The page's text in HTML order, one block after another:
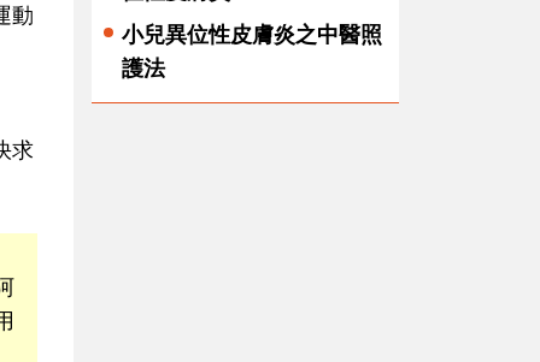
動
求
小兒異位性皮膚炎之中醫照
護法